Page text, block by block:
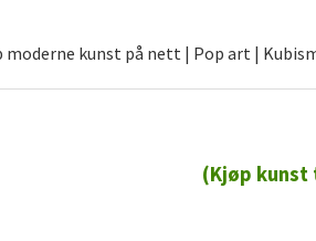
moderne kunst på nett | Pop art |
(Kjøp kunst